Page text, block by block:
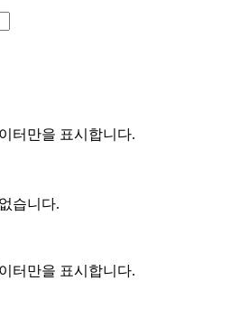
터만을 표시합니다.
습니다.
터만을 표시합니다.